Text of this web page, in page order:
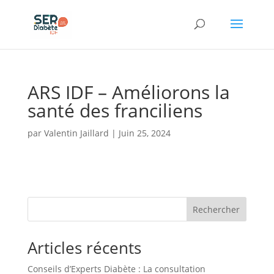
ARS IDF – Améliorons la
santé des franciliens
par Valentin Jaillard | Juin 25, 2024
Rechercher
Articles récents
Conseils d’Experts Diabète : La consultation